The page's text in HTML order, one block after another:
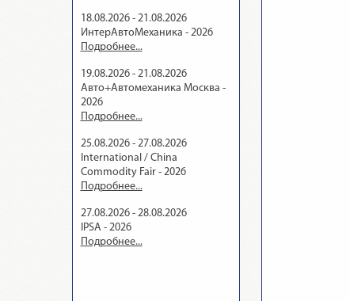
18.08.2026 - 21.08.2026
ИнтерАвтоМеханика - 2026
Подробнее...
19.08.2026 - 21.08.2026
Авто+Автомеханика Москва -
2026
Подробнее...
25.08.2026 - 27.08.2026
International / China
Commodity Fair - 2026
Подробнее...
27.08.2026 - 28.08.2026
IPSA - 2026
Подробнее...